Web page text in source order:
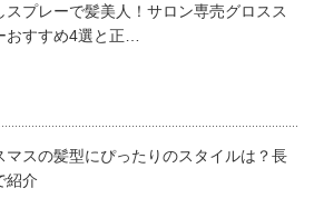
よって2017年4月に誕生したブラ
もある【N．】にはたくさん
ています。
リートメントを行っていきます。し
カラーシリーズはおしゃれである
ことの両方を諦めきれない方の強
スプレーで髪美人！サロン専売グロスス
おすすめ4選と正…
マスの髪型にぴったりのスタイルは？長
紹介